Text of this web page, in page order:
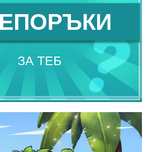
ЗА ТЕБ